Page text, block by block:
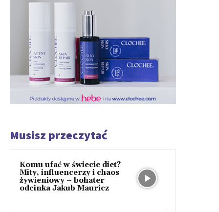
Musisz przeczytać
Komu ufać w świecie diet?
Mity, influencerzy i chaos
żywieniowy – bohater
odcinka Jakub Mauricz